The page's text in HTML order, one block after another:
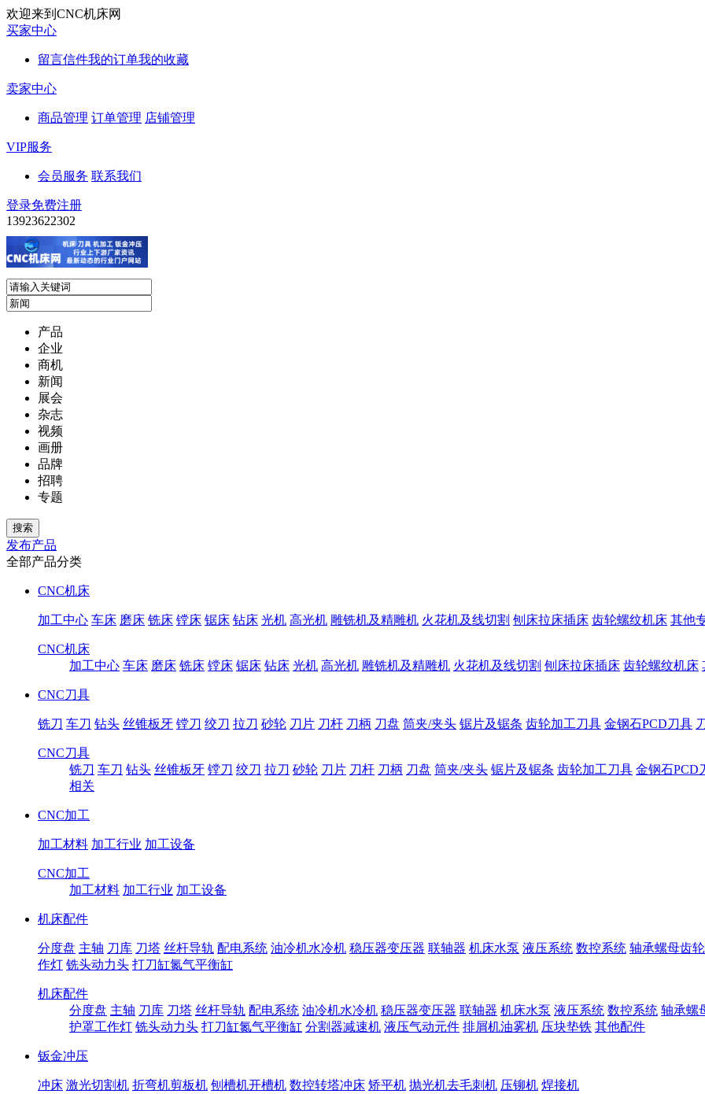
欢迎来到CNC机床网
买家中心
留言信件我的订单我的收藏
卖家中心
商品管理 订单管理 店铺管理
VIP服务
会员服务 联系我们
登录免费注册
13923622302
产品
企业
商机
新闻
展会
杂志
视频
画册
品牌
招聘
专题
发布产品
全部产品分类
CNC机床
加工中心 车床 磨床 铣床 镗床 锯床 钻床 光机 高光机 雕铣机及精雕机 火花机及线切割 刨床拉床插床 齿轮螺纹机床 其他
CNC机床
加工中心 车床 磨床 铣床 镗床 锯床 钻床 光机 高光机 雕铣机及精雕机 火花机及线切割 刨床拉床插床 齿轮螺纹机床
CNC刀具
铣刀 车刀 钻头 丝锥板牙 镗刀 绞刀 拉刀 砂轮 刀片 刀杆 刀柄 刀盘 筒夹/夹头 锯片及锯条 齿轮加工刀具 金钢石PCD刀具
CNC刀具
铣刀 车刀 钻头 丝锥板牙 镗刀 绞刀 拉刀 砂轮 刀片 刀杆 刀柄 刀盘 筒夹/夹头 锯片及锯条 齿轮加工刀具 金钢石PCD
相关
CNC加工
加工材料 加工行业 加工设备
CNC加工
加工材料 加工行业 加工设备
机床配件
分度盘 主轴 刀库 刀塔 丝杆导轨 配电系统 油冷机水冷机 稳压器变压器 联轴器 机床水泵 液压系统 数控系统 轴承螺母齿轮
作灯 铣头动力头 打刀缸氮气平衡缸
机床配件
分度盘 主轴 刀库 刀塔 丝杆导轨 配电系统 油冷机水冷机 稳压器变压器 联轴器 机床水泵 液压系统 数控系统 轴承螺
护罩工作灯 铣头动力头 打刀缸氮气平衡缸 分割器减速机 液压气动元件 排屑机油雾机 压块垫铁 其他配件
钣金冲压
冲床 激光切割机 折弯机剪板机 刨槽机开槽机 数控转塔冲床 矫平机 抛光机去毛刺机 压铆机 焊接机